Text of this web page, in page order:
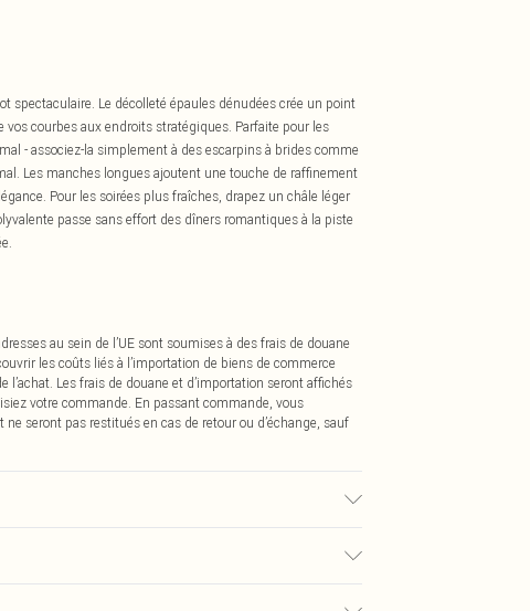
spectaculaire. Le décolleté épaules dénudées crée un point
courbes aux endroits stratégiques. Parfaite pour les
- associez-la simplement à des escarpins à brides comme
Les manches longues ajoutent une touche de raffinement
Pour les soirées plus fraîches, drapez un châle léger
passe sans effort des dîners romantiques à la piste
au sein de l’UE sont soumises à des frais de douane
les coûts liés à l’importation de biens de commerce
Les frais de douane et d’importation seront affichés
votre commande. En passant commande, vous
seront pas restitués en cas de retour ou d’échange, sauf